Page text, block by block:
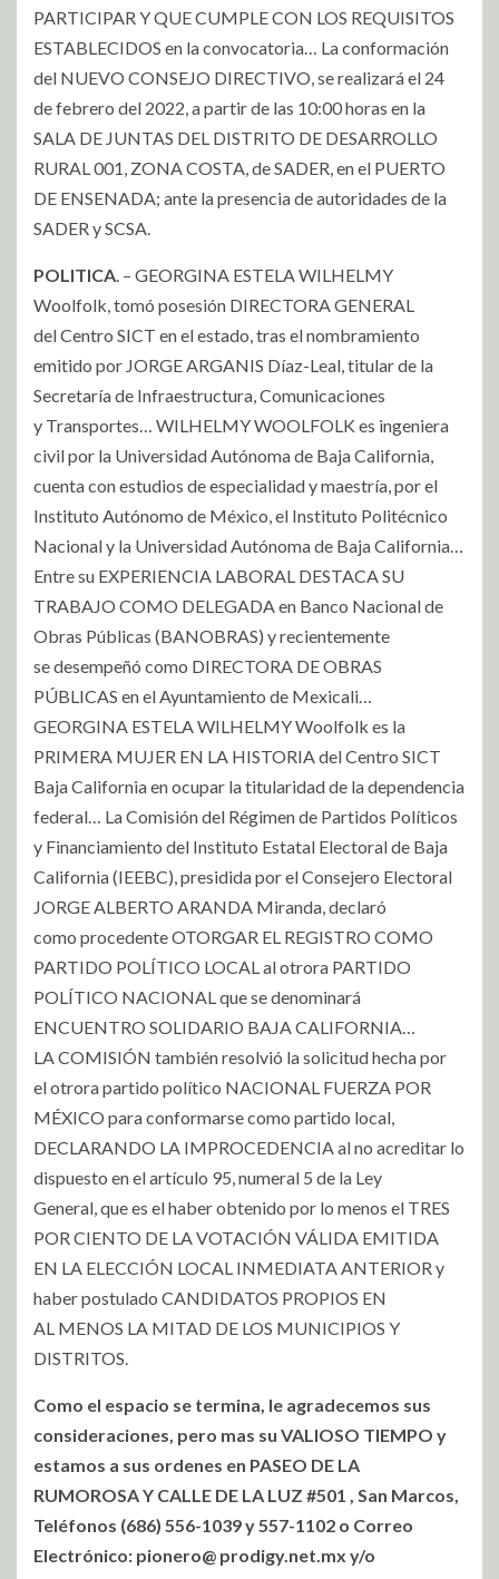
PARTICIPAR Y QUE CUMPLE CON LOS REQUISITOS
ESTABLECIDOS en la convocatoria… La conformación
del NUEVO CONSEJO DIRECTIVO, se realizará el 24
de febrero del 2022, a partir de las 10:00 horas en la
SALA DE JUNTAS DEL DISTRITO DE DESARROLLO
RURAL 001, ZONA COSTA, de SADER, en el PUERTO
DE ENSENADA; ante la presencia de autoridades de la
SADER y SCSA.
POLITICA. – GEORGINA ESTELA WILHELMY
Woolfolk, tomó posesión DIRECTORA GENERAL
del Centro SICT en el estado, tras el nombramiento
emitido por JORGE ARGANIS Díaz-Leal, titular de la
Secretaría de Infraestructura, Comunicaciones
y Transportes… WILHELMY WOOLFOLK es ingeniera
civil por la Universidad Autónoma de Baja California,
cuenta con estudios de especialidad y maestría, por el
Instituto Autónomo de México, el Instituto Politécnico
Nacional y la Universidad Autónoma de Baja California…
Entre su EXPERIENCIA LABORAL DESTACA SU
TRABAJO COMO DELEGADA en Banco Nacional de
Obras Públicas (BANOBRAS) y recientemente
se desempeñó como DIRECTORA DE OBRAS
PÚBLICAS en el Ayuntamiento de Mexicali…
GEORGINA ESTELA WILHELMY Woolfolk es la
PRIMERA MUJER EN LA HISTORIA del Centro SICT
Baja California en ocupar la titularidad de la dependencia
federal… La Comisión del Régimen de Partidos Políticos
y Financiamiento del Instituto Estatal Electoral de Baja
California (IEEBC), presidida por el Consejero Electoral
JORGE ALBERTO ARANDA Miranda, declaró
como procedente OTORGAR EL REGISTRO COMO
PARTIDO POLÍTICO LOCAL al otrora PARTIDO
POLÍTICO NACIONAL que se denominará
ENCUENTRO SOLIDARIO BAJA CALIFORNIA…
LA COMISIÓN también resolvió la solicitud hecha por
el otrora partido político NACIONAL FUERZA POR
MÉXICO para conformarse como partido local,
DECLARANDO LA IMPROCEDENCIA al no acreditar lo
dispuesto en el artículo 95, numeral 5 de la Ley
General, que es el haber obtenido por lo menos el TRES
POR CIENTO DE LA VOTACIÓN VÁLIDA EMITIDA
EN LA ELECCIÓN LOCAL INMEDIATA ANTERIOR y
haber postulado CANDIDATOS PROPIOS EN
AL MENOS LA MITAD DE LOS MUNICIPIOS Y
DISTRITOS.
Como el espacio se termina, le agradecemos sus
consideraciones, pero mas su VALIOSO TIEMPO y
estamos a sus ordenes en PASEO DE LA
RUMOROSA Y CALLE DE LA LUZ #501 , San Marcos,
Teléfonos (686) 556-1039 y 557-1102 o Correo
Electrónico: pionero@ prodigy.net.mx y/o